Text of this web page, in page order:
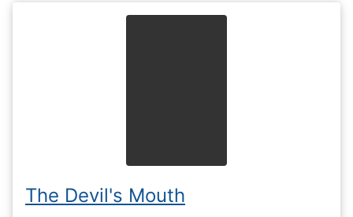
The Devil's Mouth